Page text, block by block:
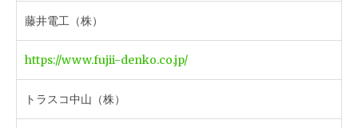
藤井電工（株）
https://www.fujii-denko.co.jp/
トラスコ中山（株）